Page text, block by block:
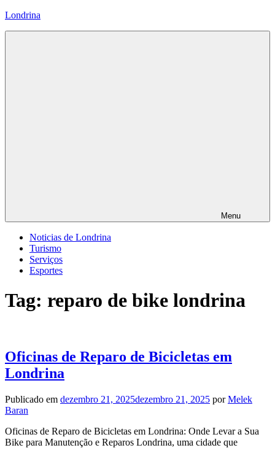
Pular
Londrina
Menu
Noticias de Londrina
Turismo
Serviços
Esportes
Tag: reparo de bike londrina
Oficinas de Reparo de Bicicletas em
Londrina
Publicado em dezembro 21, 2025dezembro 21, 2025 porMelek
Baran
Oficinas de Reparo de Bicicletas em Londrina: Onde Levar a Sua
Bike para Manutenção e Reparos Londrina, uma cidade que